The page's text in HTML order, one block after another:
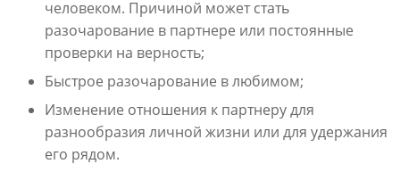
человеком. Причиной может стать
разочарование в партнере или постоянные
проверки на верность;
Быстрое разочарование в любимом;
Изменение отношения к партнеру для
разнообразия личной жизни или для удержания
его рядом.